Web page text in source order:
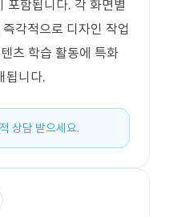
포함됩니다. 각 화면별
각적으로 디자인 작업
츠 학습 활동에 특화
됩니다.
상담 받으세요.